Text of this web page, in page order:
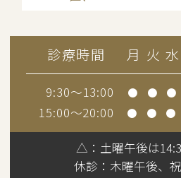
診療時間 月 火 水
9:30～13:00 ● ● ●
15:00～20:00 ● ● ●
△：土曜午後は
休診： 木曜午後、